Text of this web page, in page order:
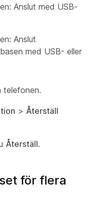
Anslut med USB-
Anslut
med USB- eller
telefonen.
> Återställ
Återställ.
för flera